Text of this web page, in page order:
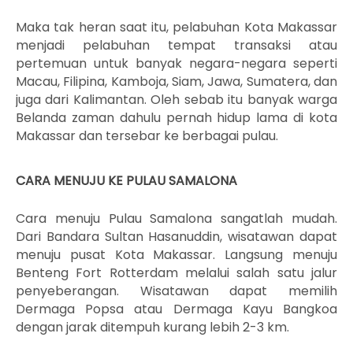
Maka tak heran saat itu, pelabuhan Kota Makassar
menjadi pelabuhan tempat transaksi atau
pertemuan untuk banyak negara-negara seperti
Macau, Filipina, Kamboja, Siam, Jawa, Sumatera, dan
juga dari Kalimantan. Oleh sebab itu banyak warga
Belanda zaman dahulu pernah hidup lama di kota
Makassar dan tersebar ke berbagai pulau.
CARA MENUJU KE PULAU SAMALONA
Cara menuju Pulau Samalona sangatlah mudah.
Dari Bandara Sultan Hasanuddin, wisatawan dapat
menuju pusat Kota Makassar. Langsung menuju
Benteng Fort Rotterdam melalui salah satu jalur
penyeberangan. Wisatawan dapat memilih
Dermaga Popsa atau Dermaga Kayu Bangkoa
dengan jarak ditempuh kurang lebih 2-3 km.